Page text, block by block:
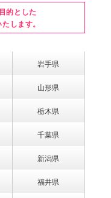
的とした
します。
岩手県
山形県
栃木県
千葉県
新潟県
福井県